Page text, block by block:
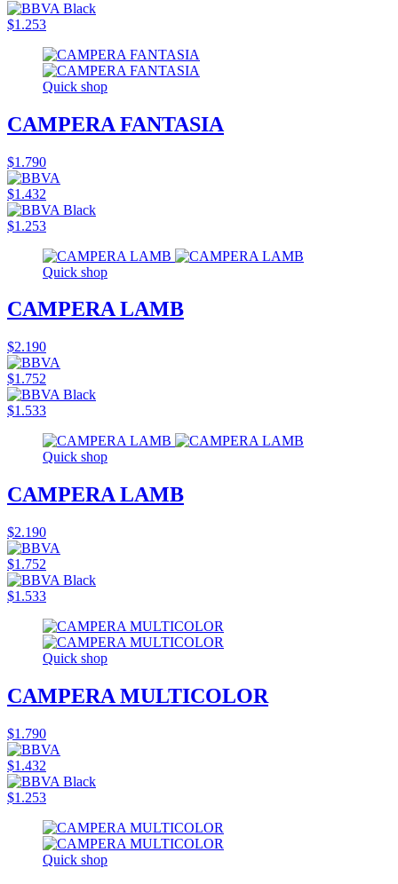
$1.253
Quick shop
CAMPERA FANTASIA
$1.790
$1.432
$1.253
Quick shop
CAMPERA LAMB
$2.190
$1.752
$1.533
Quick shop
CAMPERA LAMB
$2.190
$1.752
$1.533
Quick shop
CAMPERA MULTICOLOR
$1.790
$1.432
$1.253
Quick shop